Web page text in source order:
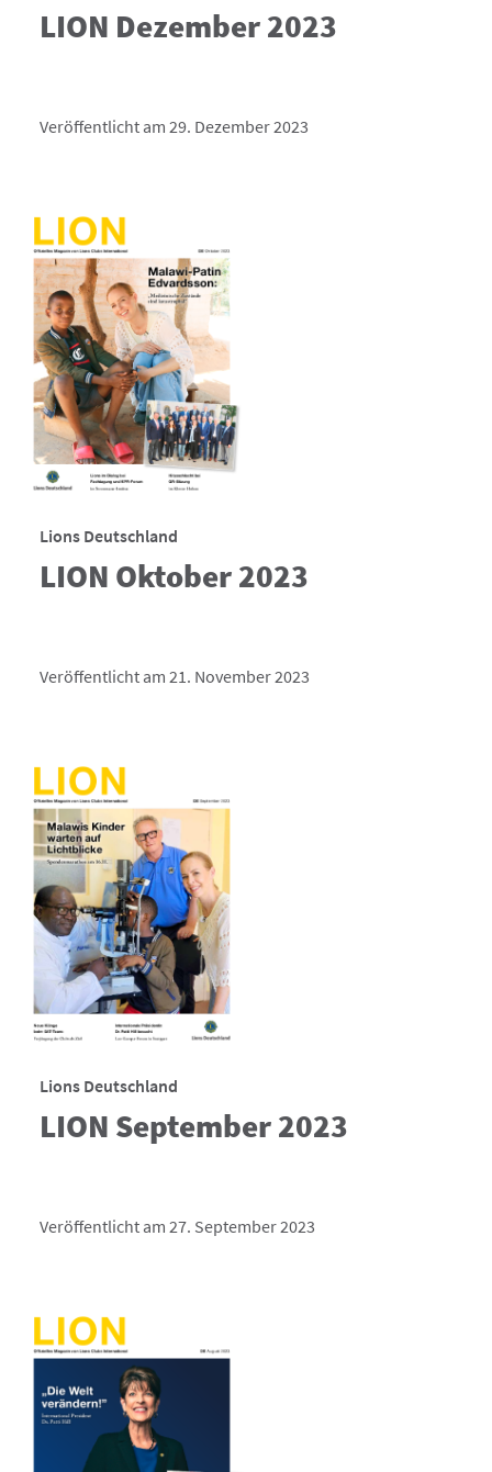
LION Dezember 2023
Veröffentlicht am 29. Dezember 2023
Lions Deutschland
LION Oktober 2023
Veröffentlicht am 21. November 2023
Lions Deutschland
LION September 2023
Veröffentlicht am 27. September 2023